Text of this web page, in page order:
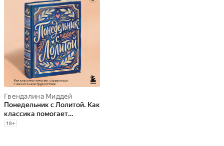
Гвендалина Миддей
Понедельник с Лолитой. Как
классика помогает
справляться с жизненными
18+